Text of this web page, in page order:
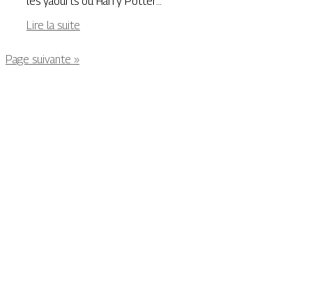
Lire la suite
Page suivante »